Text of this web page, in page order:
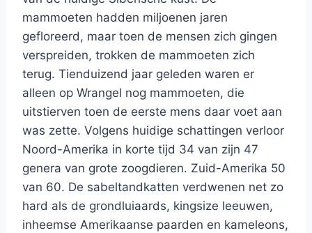
mammoeten hadden miljoenen jaren
gefloreerd, maar toen de mensen zich gingen
verspreiden, trokken de mammoeten zich
terug. Tienduizend jaar geleden waren er
alleen op Wrangel nog mammoeten, die
uitstierven toen de eerste mens daar voet aan
was zette. Volgens huidige schattingen verloor
Noord-Amerika in korte tijd 34 van zijn 47
genera van grote zoogdieren. Zuid-Amerika 50
van 60. De sabeltandkatten verdwenen net zo
hard als de grondluiaards, kingsize leeuwen,
inheemse Amerikaanse paarden en kameleons,